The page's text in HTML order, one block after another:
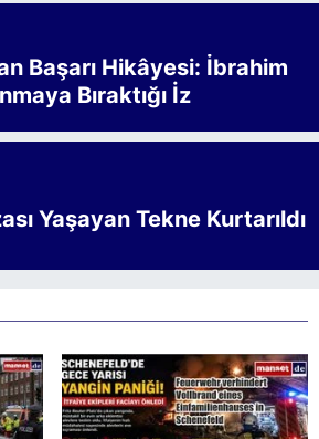
Başarı Hikâyesi: İbrahim
Bıraktığı İz
Yaşayan Tekne Kurtarıldı